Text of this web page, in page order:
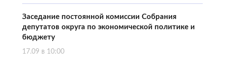
Заседание постоянной комиссии Собрания
депутатов округа по экономической политике и
бюджету
17.09 в 10:00